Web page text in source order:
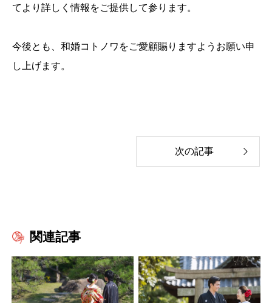
てより詳しく情報をご提供して参ります。
今後とも、和婚コトノワをご愛顧賜りますようお願い申
し上げます。
関連記事